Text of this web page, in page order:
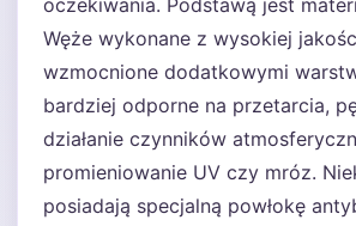
oczekiwania. Podstawą jest
Węże wykonane z wysokiej
wzmocnione dodatkowymi
bardziej odporne na przetarcia,
działanie czynników
promieniowanie UV czy mróz.
posiadają specjalną powłokę